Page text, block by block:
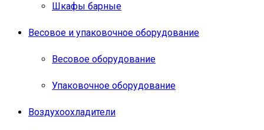
Шкафы барные
Весовое и упаковочное оборудование
Весовое оборудование
Упаковочное оборудование
Воздухоохладители